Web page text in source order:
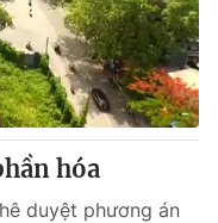
Việt
bằng AI
hóa
duyệt phương án